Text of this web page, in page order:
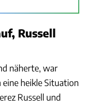
Russell
näherte, war
eine heikle Situation
Russell und